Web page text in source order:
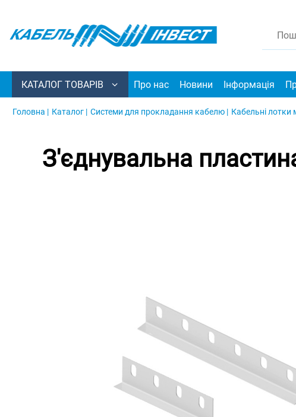
КАТАЛОГ ТОВАРІВ Про нас Новини Інформація
Головна | Каталог | Системи для прокладання кабелю | Кабельні лотки
З'єднувальна